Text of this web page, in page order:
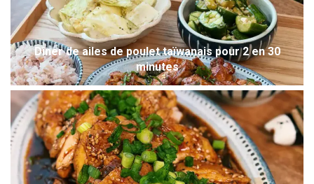
Dîner de ailes de poulet taïwanais pour 2 en 30
minutes